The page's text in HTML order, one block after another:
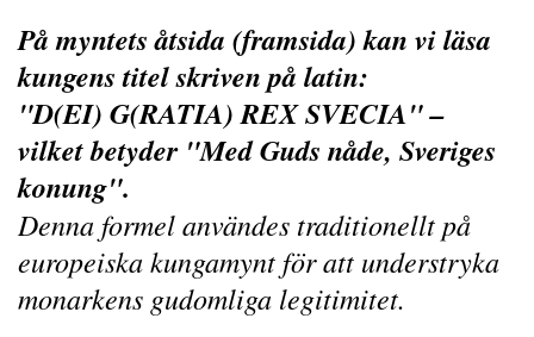
På myntets åtsida (framsida) kan vi läsa
kungens titel skriven på latin:
"D(EI) G(RATIA) REX SVECIA" –
vilket betyder "Med Guds nåde, Sveriges
konung".
Denna formel användes traditionellt på
europeiska kungamynt för att understryka
monarkens gudomliga legitimitet.